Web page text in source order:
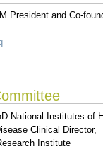
President and Co-
National Institutes of
Clinical Director,
Institute